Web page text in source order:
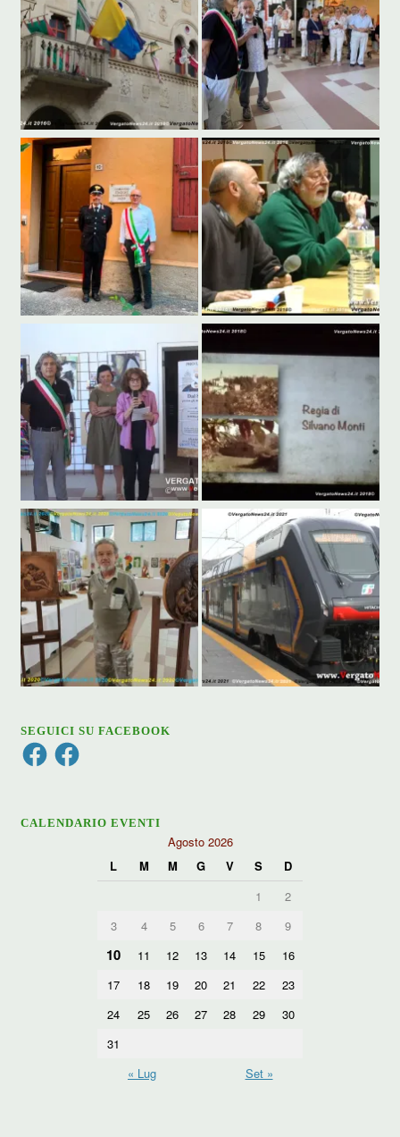
SEGUICI SU FACEBOOK
FacebookFacebook
CALENDARIO EVENTI
Agosto 2026
L
M M G V S
D
1
2
3
4 5 6 7 8 9
10 11 12 13 14 15
16
17
18 19 20 21 22
23
24
25 26 27 28 29
30
31
« Lug
Set »